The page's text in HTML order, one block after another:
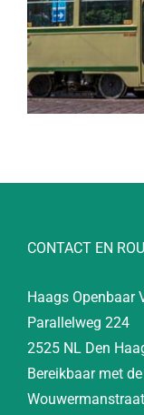
CONTACT EN
Haags Openbaar
Parallelweg 224
2525 NL Den
Bereikbaar met